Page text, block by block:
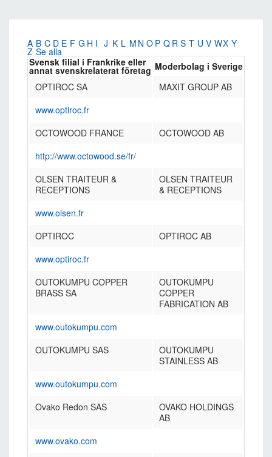
A B C D E F G H I J K L M N O P Q R S T U V WX Y
Z Se alla
Svensk filial i Frankrike eller
annat svenskrelaterat företag Moderbolag i Sverige
OPTIROC SA
MAXIT GROUP AB
www.optiroc.fr
OCTOWOOD FRANCE
OCTOWOOD AB
http://www.octowood.se/fr/
OLSEN TRAITEUR &
RECEPTIONS
OLSEN TRAITEUR
& RECEPTIONS
www.olsen.fr
OPTIROC
OPTIROC AB
www.optiroc.fr
OUTOKUMPU COPPER
BRASS SA
OUTOKUMPU
COPPER
FABRICATION AB
www.outokumpu.com
OUTOKUMPU SAS
OUTOKUMPU
STAINLESS AB
www.outokumpu.com
Ovako Redon SAS
OVAKO HOLDINGS
AB
www.ovako.com